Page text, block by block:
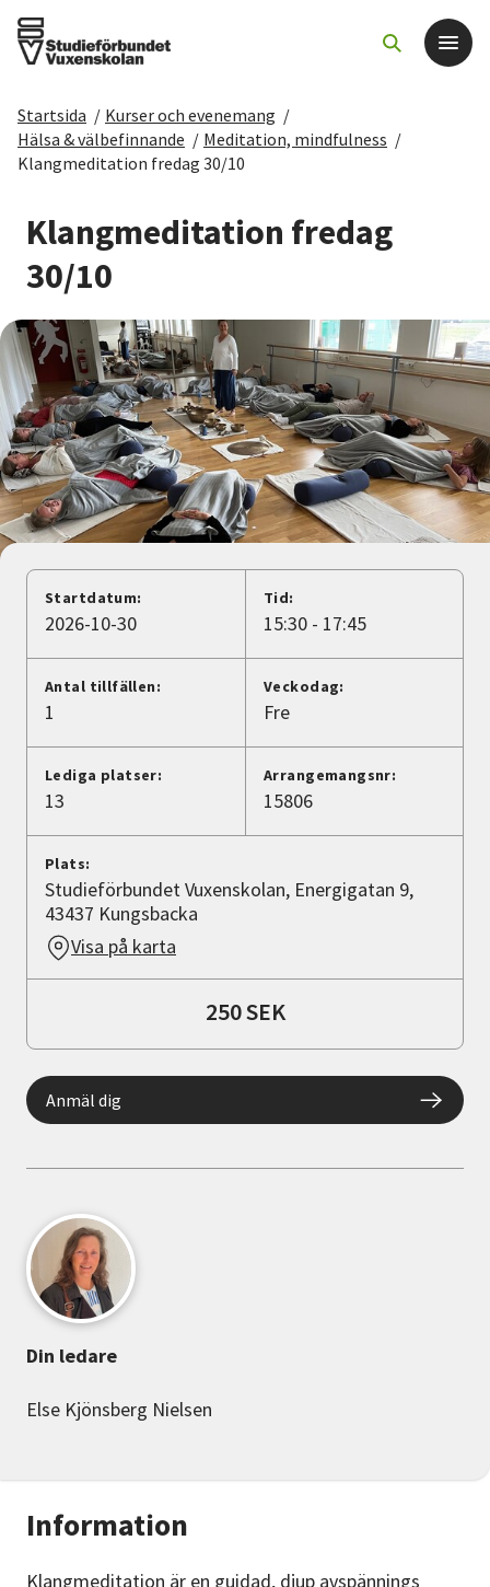
Det här gör vi
Sök kurser och evenemang
Om SV
Starta studiecirkel
Cirkelledare
Nyheter
Lyssna
Startsida / Kurser och evenemang /
Hälsa & välbefinnande / Meditation, mindfulness /
Klangmeditation fredag 30/10
Klangmeditation fredag
30/10
Information
Klangmeditation är en guidad, djup avspännings
Startdatum:
2026-10-30
Tid:
15:30 - 17:45
Antal tillfällen:
1
Veckodag:
Fre
Lediga platser:
13
Arrangemangsnr:
15806
Plats:
Studieförbundet Vuxenskolan, Energigatan 9,
43437 Kungsbacka
Visa på karta
250 SEK
Anmäl dig
Din ledare
Else Kjönsberg Nielsen